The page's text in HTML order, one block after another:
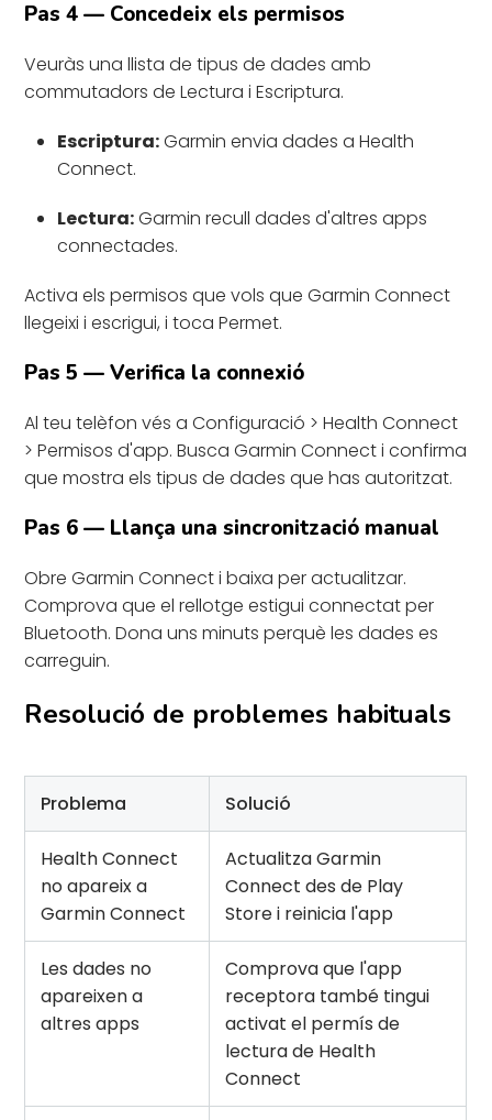
Pas 4 — Concedeix els permisos
Veuràs una llista de tipus de dades amb
commutadors de Lectura i Escriptura.
Escriptura:Garmin envia dades a Health
Connect.
Lectura:Garmin recull dades d'altres apps
connectades.
Activa els permisos que vols que Garmin Connect
llegeixi i escrigui, i toca Permet.
Pas 5 — Verifica la connexió
Al teu telèfon vés a Configuració > Health Connect
> Permisos d'app. Busca Garmin Connect i confirma
que mostra els tipus de dades que has autoritzat.
Pas 6 — Llança una sincronització manual
Obre Garmin Connect i baixa per actualitzar.
Comprova que el rellotge estigui connectat per
Bluetooth. Dona uns minuts perquè les dades es
carreguin.
Resolució de problemes habituals
Problema Solució
Health Connect
no apareix a
Garmin Connect
Actualitza Garmin
Connect des de Play
Store i reinicia l'app
Les dades no
apareixen a
altres apps
Comprova que l'app
receptora també tingui
activat el permís de
lectura de Health
Connect